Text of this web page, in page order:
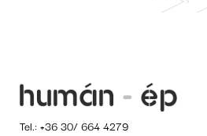
Tel.:+36 30/ 664 4279